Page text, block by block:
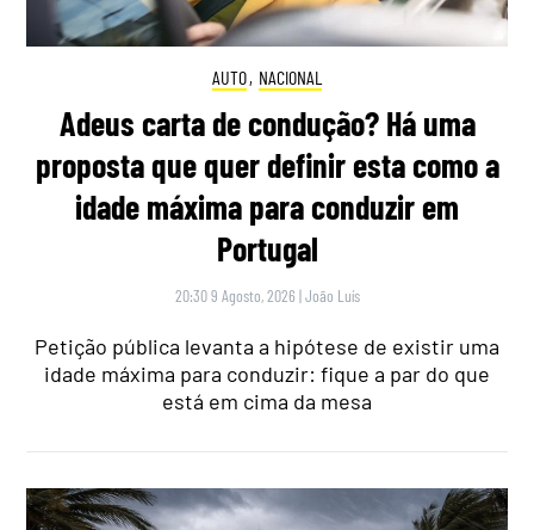
AUTO, NACIONAL
Adeus carta de condução? Há uma
proposta que quer definir esta como a
idade máxima para conduzir em
Portugal
20:30 9 Agosto, 2026 |João Luís
Petição pública levanta a hipótese de existir uma
idade máxima para conduzir: fique a par do que
está em cima da mesa